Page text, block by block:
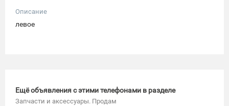
Описание
левое
Ещё объявления с этими телефонами в разделе
Запчасти и аксессуары. Продам